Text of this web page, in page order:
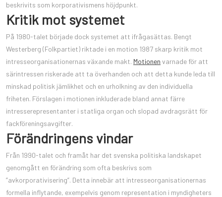
beskrivits som korporativismens höjdpunkt.
Kritik mot systemet
På 1980-talet började dock systemet att ifrågasättas. Bengt
Westerberg (Folkpartiet) riktade i en motion 1987 skarp kritik mot
intresseorganisationernas växande makt. Motionen varnade för att
särintressen riskerade att ta överhanden och att detta kunde leda till
minskad politisk jämlikhet och en urholkning av den individuella
friheten. Förslagen i motionen inkluderade bland annat färre
intresserepresentanter i statliga organ och slopad avdragsrätt för
fackföreningsavgifter.
Förändringens vindar
Från 1990-talet och framåt har det svenska politiska landskapet
genomgått en förändring som ofta beskrivs som
”avkorporativisering”. Detta innebär att intresseorganisationernas
formella inflytande, exempelvis genom representation i myndigheters